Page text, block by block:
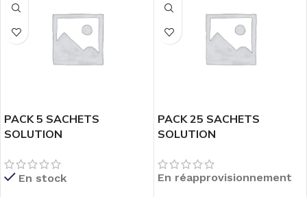
PACK 5 SACHETS
SOLUTION
ELECTRODES PH& REDOX
– 20mL
En stock
PACK 25 SACHETS
SOLUTION
ELECTRODES PH & REDOX
– 20mL
En réapprovisionnement